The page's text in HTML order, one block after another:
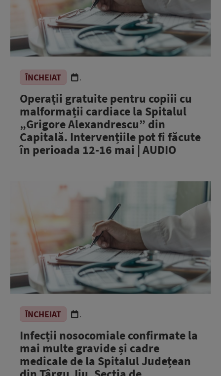
ÎNCHEIAT .
Operații gratuite pentru copiii cu
malformații cardiace la Spitalul
„Grigore Alexandrescu” din
Capitală. Intervențiile pot fi făcute
în perioada 12-16 mai | AUDIO
ÎNCHEIAT .
Infecții nosocomiale confirmate la
mai multe gravide și cadre
medicale de la Spitalul Județean